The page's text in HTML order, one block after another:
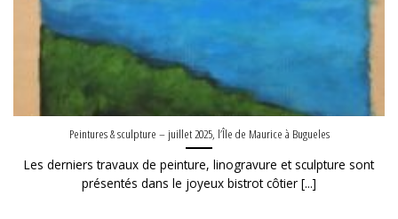
Peintures & sculpture – juillet 2025, l’Île de Maurice à Bugueles
Les derniers travaux de peinture, linogravure et sculpture sont
présentés dans le joyeux bistrot côtier [...]